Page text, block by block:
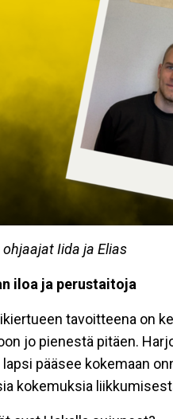
ohjaajatIida ja Elias
iloa ja perustaitoja
tavoitteena on
jo pienestä pitäen.
lapsi pääsee kokemaan
kokemuksia